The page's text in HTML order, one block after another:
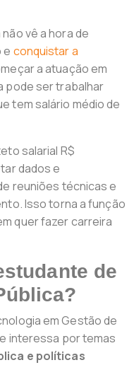
vê a hora de
e conquistar a
a atuação em
pode ser trabalhar
tem salário médio de
salarial R$
dados e
reuniões técnicas e
Isso torna a função
quer fazer carreira
de
em Gestão de
interessa por temas
e políticas